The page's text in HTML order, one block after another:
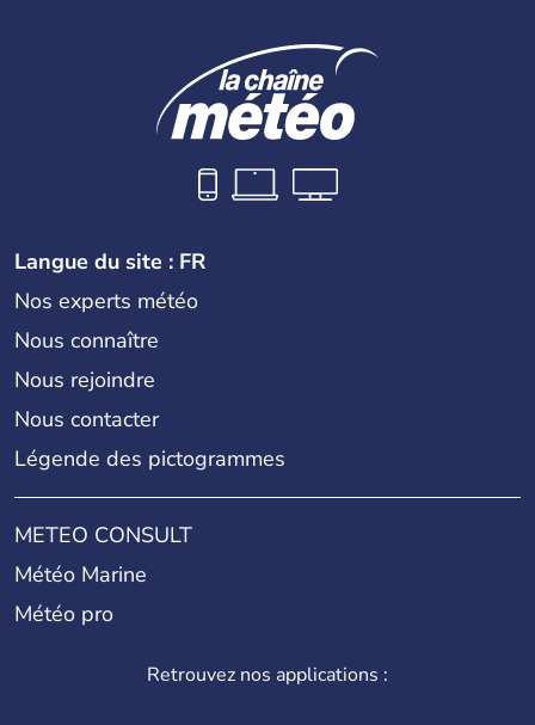
Langue du site : FR
Nos experts météo
Nous connaître
Nous rejoindre
Nous contacter
Légende des pictogrammes
METEO CONSULT
Météo Marine
Météo pro
Retrouvez nos applications :